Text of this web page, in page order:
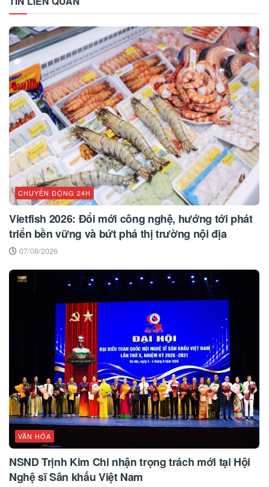
CHUYỂN ĐỘNG 24H
Vietfish 2026: Đổi mới công nghệ, hướng tới phát
triển bền vững và bứt phá thị trường nội địa
07/08/2026
VĂN HÓA
NSND Trịnh Kim Chi nhận trọng trách mới tại Hội
Nghệ sĩ Sân khấu Việt Nam